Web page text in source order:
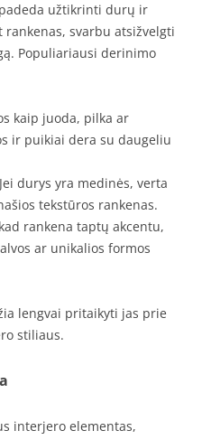
užtikrinti durų ir
svarbu atsižvelgti
Populiariausi derinimo
kaip juoda, pilka ar
ir puikiai dera su daugeliu
durys yra medinės, verta
tekstūros rankenas.
rankena taptų akcentu,
ar unikalios formos
lengvai pritaikyti jas prie
stiliaus.
interjero elementas,